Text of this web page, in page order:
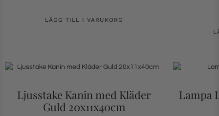
LÄGG TILL I VARUKORG
Ljusstake Kanin med Kläder
Guld 20x11x40cm
Lampa